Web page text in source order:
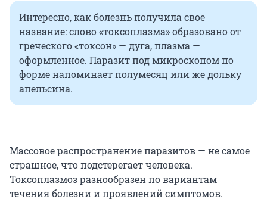
Интересно, как болезнь получила свое
название: слово «токсоплазма» образовано от
греческого «токсон» — дуга, плазма —
оформленное. Паразит под микроскопом по
форме напоминает полумесяц или же дольку
апельсина.
Массовое распространение паразитов — не самое
страшное, что подстерегает человека.
Токсоплазмоз разнообразен по вариантам
течения болезни и проявлений симптомов.